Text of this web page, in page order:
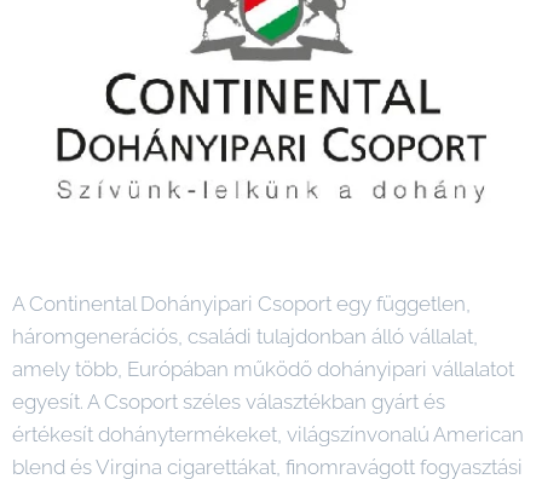
A Continental Dohányipari Csoport egy független,
háromgenerációs, családi tulajdonban álló vállalat,
amely több, Európában működő dohányipari vállalatot
egyesít. A Csoport széles választékban gyárt és
értékesít dohánytermékeket, világszínvonalú American
blend és Virgina cigarettákat, finomravágott fogyasztási